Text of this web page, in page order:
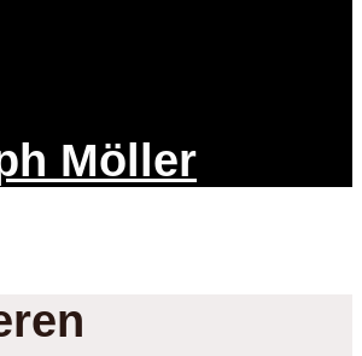
Möller